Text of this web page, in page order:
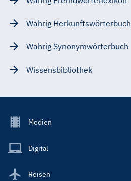
Wahrig Herkunftswörterbuch
Wahrig Synonymwörterbuch
Wissensbibliothek
Footer
Main
Medien
Digital
Reisen